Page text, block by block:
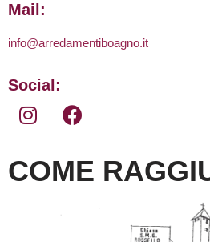
Mail:
info@arredamentiboagno.it
Social:
COME